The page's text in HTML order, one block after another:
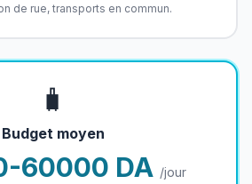
de rue, transports en commun.
🧳
Budget moyen
60000 DA /jour